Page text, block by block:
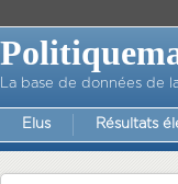
La base de données de
Elus Résultats